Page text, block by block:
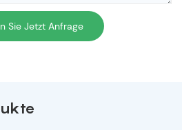
Sie Jetzt Anfrage